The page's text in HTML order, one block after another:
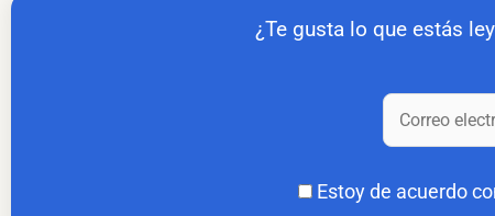
¿Te gusta lo que estás
Estoy de acuerdo